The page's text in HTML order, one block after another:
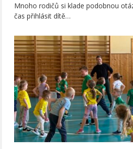
Mnoho rodičů si klade podobnou
čas přihlásit dítě…